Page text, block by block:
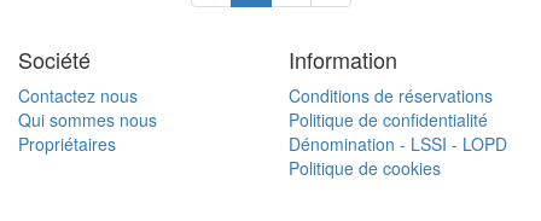
Société
Contactez nous
Qui sommes nous
Propriétaires
Information
Conditions de réservations
Politique de confidentialité
Dénomination - LSSI - LOPD
Politique de cookies